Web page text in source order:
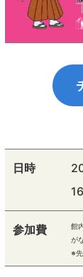
日時
参加費 館
が
※